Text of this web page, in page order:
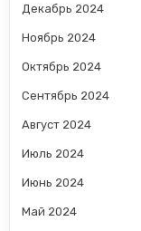
Декабрь 2024
Ноябрь 2024
Октябрь 2024
Сентябрь 2024
Август 2024
Июль 2024
Июнь 2024
Май 2024